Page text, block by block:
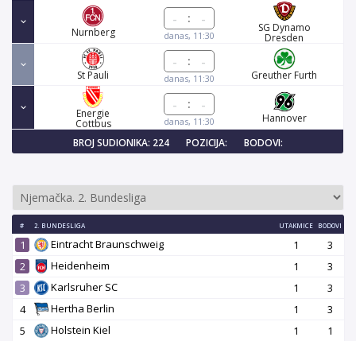
Nurnberg
:
danas, 11:30
SG Dynamo
Dresden
St Pauli
:
danas, 11:30 Greuther Furth
Energie
Cottbus
:
danas, 11:30
Hannover
BROJ SUDIONIKA: 224
POZICIJA: BODOVI:
# 2. BUNDESLIGA UTAKMICE BODOVI
1 Eintracht Braunschweig 1
3
2
Heidenheim 1
3
3
Karlsruher SC 1
3
4
Hertha Berlin 1
3
5
Holstein Kiel 1
1